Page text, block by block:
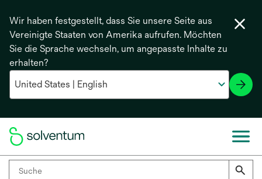
Wir haben festgestellt, dass Sie unsere Seite aus
Vereinigte Staaten von Amerika aufrufen. Möchten
Sie die Sprache wechseln, um angepasste Inhalte zu
erhalten?